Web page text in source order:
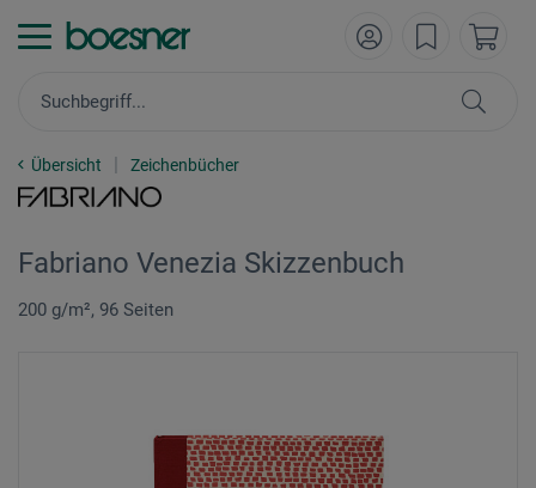
Übersicht Zeichenbücher
Fabriano Venezia Skizzenbuch
200 g/m², 96 Seiten